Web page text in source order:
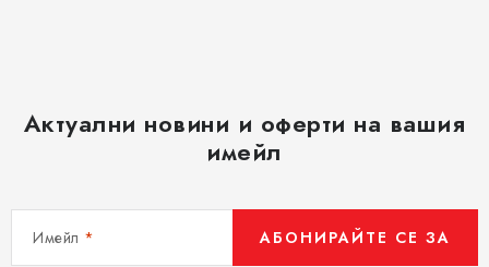
Актуални новини и оферти на вашия
имейл
Имейл АБОНИРАЙТЕ СЕ ЗА